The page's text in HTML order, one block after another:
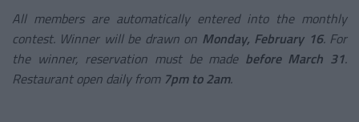
All members are automatically entered into the monthly
contest. Winner will be drawn on Monday, February 16. For
the winner, reservation must be made before March 31.
Restaurant open daily from 7pm to 2am.